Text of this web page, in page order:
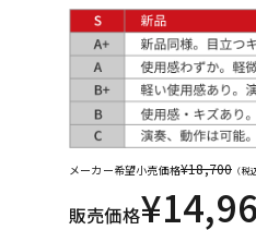
その他楽器
レコーディン
グ機器
メーカー希望小売価格¥18,700 （税
販売価格¥